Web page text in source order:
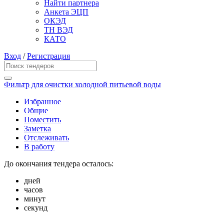
Найти партнера
Анкета ЭЦП
ОКЭД
ТН ВЭД
КАТО
Вход /Регистрация
Фильтр для очистки холодной питьевой воды
Избранное
Общие
Поместить
Заметка
Отслеживать
В работу
До окончания тендера осталось:
дней
часов
минут
секунд